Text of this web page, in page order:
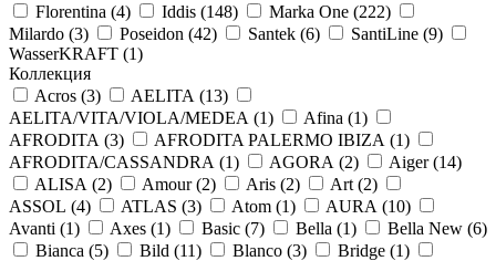
Florentina (4) Iddis (148) Marka One (222)
Milardo (3) Poseidon (42) Santek (6) SantiLine (9)
WasserKRAFT (1)
Коллекция
Acros (3) AELITA (13)
AELITA/VITA/VIOLA/MEDEA (1) Afina (1)
AFRODITA (3) AFRODITA PALERMO IBIZA (1)
AFRODITA/CASSANDRA (1) AGORA (2) Aiger (14)
ALISA (2) Amour (2) Aris (2) Art (2)
ASSOL (4) ATLAS (3) Atom (1) AURA (10)
Avanti (1) Axes (1) Basic (7) Bella (1) Bella New (6)
Bianca (5) Bild (11) Blanco (3) Bridge (1)